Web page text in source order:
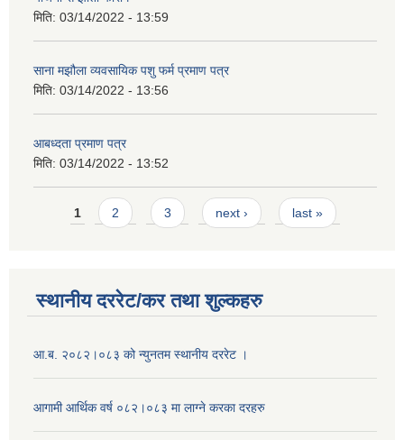
मिति: 03/14/2022 - 13:59
साना मझौला व्यवसायिक पशु फर्म प्रमाण पत्र
मिति: 03/14/2022 - 13:56
आबध्दता प्रमाण पत्र
मिति: 03/14/2022 - 13:52
Pages
1 2 3 next › last »
स्थानीय दररेट/कर तथा शुल्कहरु
आ.ब. २०८२।०८३ को न्युनतम स्थानीय दररेट ।
आगामी आर्थिक वर्ष ०८२।०८३ मा लाग्ने करका दरहरु